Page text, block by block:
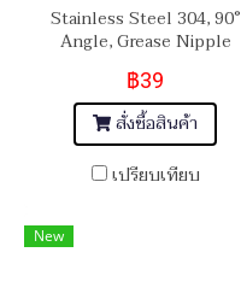
Stainless Steel 304, 90°
Angle, Grease Nipple
M5x0.8
฿39
สั่งซื้อสินค้า
เปรียบเทียบ
New